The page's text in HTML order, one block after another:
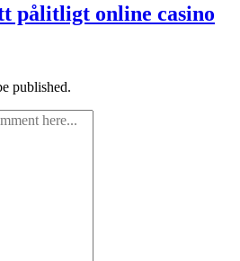
pålitligt online casino
published.